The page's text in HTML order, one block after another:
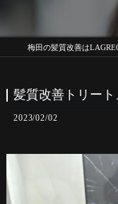
髪質改善トリー
2023/02/02